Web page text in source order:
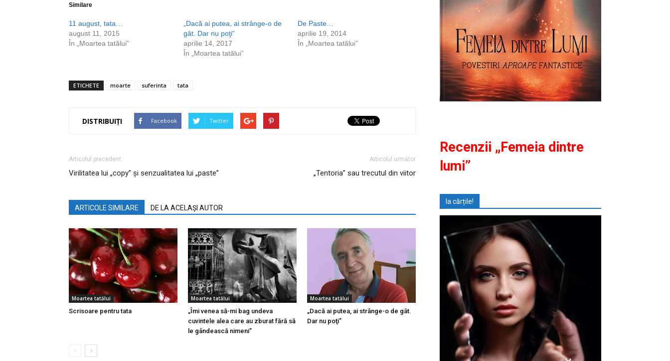
deschide
fereastră
nouă)
fereastră
nouă)
Similare
11 august, tata…
august 11, 2015
În „Moartea tatălui”
„Dacă ai putea, ai strânge-o de
gât. Dar nu poţi”
aprilie 14, 2017
În „Moartea tatălui”
De Paste…
aprilie 19, 2014
În „Moartea tatălui”
ETICHETE moarte suferinta tata
DISTRIBUIȚI Facebook Twitter
Articolul precedent
Virilitatea lui „copy” şi senzualitatea lui „paste”
Articolul următor
„Tentoria” sau trecutul din viitor
ARTICOLE SIMILARE DE LA ACELAȘI AUTOR
Moartea tatălui
Scrisoare pentru tata
Moartea tatălui
„Îmi venea să-mi bag undeva
cuvintele alea care au zburat fără să
le gândească nimeni”
Moartea tatălui
„Dacă ai putea, ai strânge-o de gât.
Dar nu poţi”
Recenzii „Femeia dintre
lumi”
Ia cărțile!